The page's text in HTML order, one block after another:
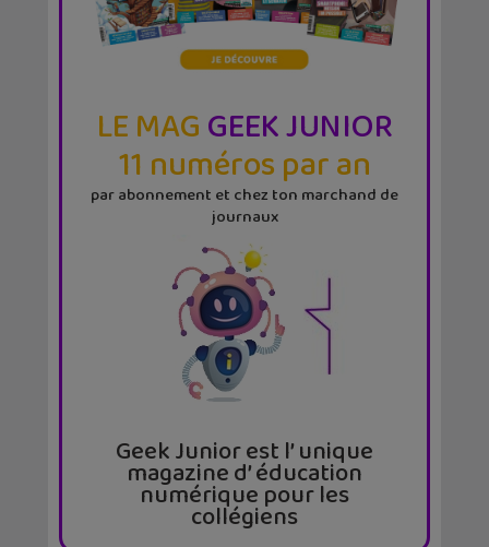
LE MAGGEEK JUNIOR
11 numéros par an
par abonnement et chez ton marchand de
journaux
Geek Junior est l’ unique
magazine d’ éducation
numérique pour les
collégiens